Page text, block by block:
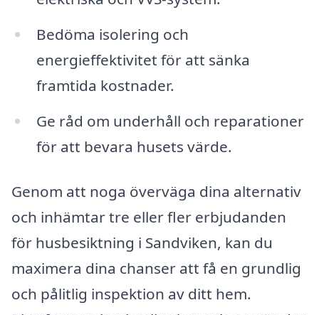
Bedöma isolering och
energieffektivitet för att sänka
framtida kostnader.
Ge råd om underhåll och reparationer
för att bevara husets värde.
Genom att noga överväga dina alternativ
och inhämtar tre eller fler erbjudanden
för husbesiktning i Sandviken, kan du
maximera dina chanser att få en grundlig
och pålitlig inspektion av ditt hem.